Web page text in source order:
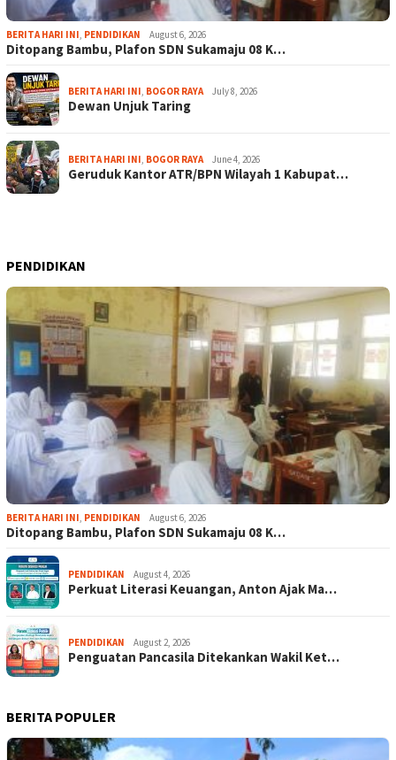
BERITA HARI INI, PENDIDIKAN August 6, 2026
Ditopang Bambu, Plafon SDN Sukamaju 08 K…
BERITA HARI INI, BOGOR RAYA July 8, 2026
Dewan Unjuk Taring
BERITA HARI INI, BOGOR RAYA June 4, 2026
Geruduk Kantor ATR/BPN Wilayah 1 Kabupat…
PENDIDIKAN
BERITA HARI INI, PENDIDIKAN August 6, 2026
Ditopang Bambu, Plafon SDN Sukamaju 08 K…
PENDIDIKAN August 4, 2026
Perkuat Literasi Keuangan, Anton Ajak Ma…
PENDIDIKAN August 2, 2026
Penguatan Pancasila Ditekankan Wakil Ket…
BERITA POPULER